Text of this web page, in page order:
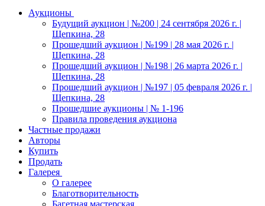
Аукционы
Будущий аукцион | №200 | 24 сентября 2026 г. |
Щепкина, 28
Прошедший аукцион | №199 | 28 мая 2026 г. |
Щепкина, 28
Прошедший аукцион | №198 | 26 марта 2026 г. |
Щепкина, 28
Прошедший аукцион | №197 | 05 февраля 2026 г. |
Щепкина, 28
Прошедшие аукционы | № 1-196
Правила проведения аукциона
Частные продажи
Авторы
Купить
Продать
Галерея
О галерее
Благотворительность
Багетная мастерская